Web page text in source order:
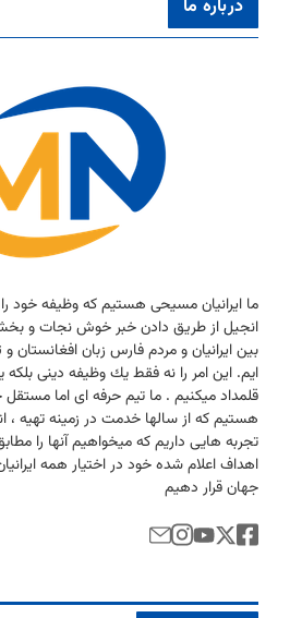
درباره ما
ما ایرانیان مسیحی هستیم كه وظیفه خود
انجیل از طریق دادن خبر خوش نجات و
بین ایرانیان و مردم فارس زبان افغانستان
ایم. این امر را نه فقط یك وظیفه دینی
قلمداد میكنیم . ما تیم حرفه ای اما
هستیم كه از سالها خدمت در زمینه تهیه ،
تجربه هایی داریم كه میخواهیم آنها را
اهداف اعلام شده خود در اختیار همه
جهان قرار دهیم